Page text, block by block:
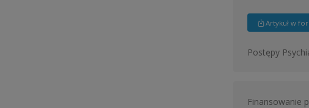
Artykuł w
Postępy
Finansowanie